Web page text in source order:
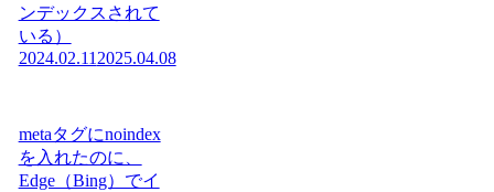
ンデックスされて
いる）
2024.02.11 2025.04.08
metaタグにnoindex
を入れたのに、
Edge（Bing）でイ